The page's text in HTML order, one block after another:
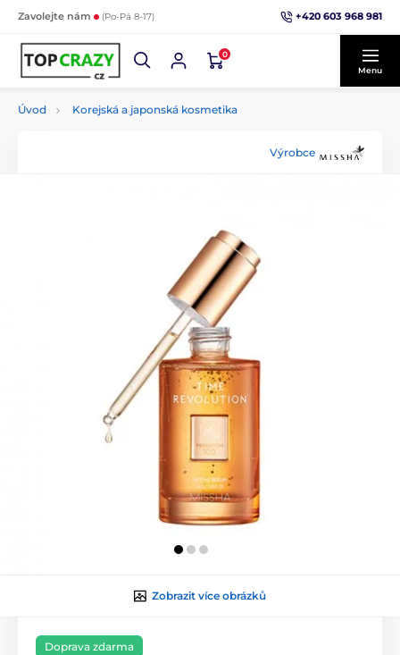
Zavolejte nám (Po-Pá 8-17) +420 603 968 981
0
Menu
Úvod Korejská a japonská kosmetika
Výrobce
Zobrazit více obrázků
Doprava zdarma